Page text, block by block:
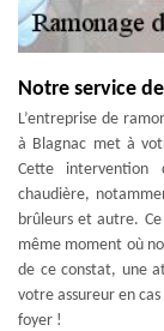
Notre service
L’entreprise de
à Blagnac met à
Cette
chaudière,
brûleurs et autre.
même moment où
de ce constat, une
votre assureur en
foyer !